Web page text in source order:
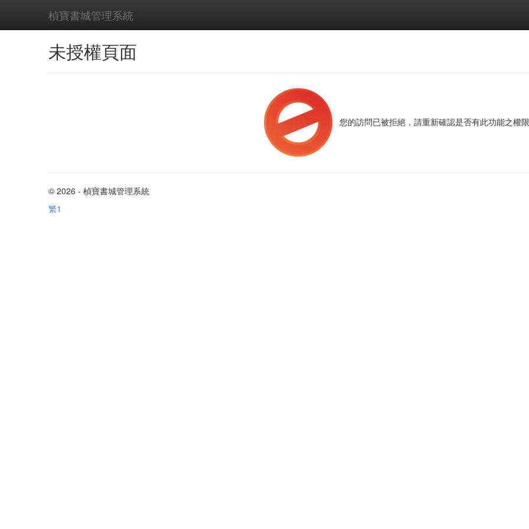
楨寶書城管理系統
未授權頁面
您的訪問已被拒絕，請重新確認是否有此功能之權
© 2026 -楨寶書城管理系統
繁1